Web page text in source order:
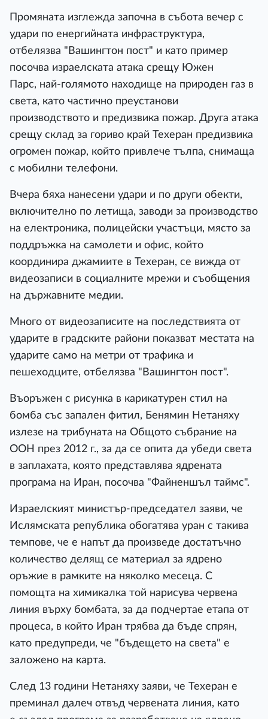
Промяната изглежда започна в събота вечер с
удари по енергийната инфраструктура,
отбелязва "Вашингтон пост" и като пример
посочва израелската атака срещу Южен
Парс, най-голямото находище на природен газ в
света, като частично преустанови
производството и предизвика пожар. Друга атака
срещу склад за гориво край Техеран предизвика
огромен пожар, който привлече тълпа, снимаща
с мобилни телефони.
Вчера бяха нанесени удари и по други обекти,
включително по летища, заводи за производство
на електроника, полицейски участъци, място за
поддръжка на самолети и офис, който
координира джамиите в Техеран, се вижда от
видеозаписи в социалните мрежи и съобщения
на държавните медии.
Много от видеозаписите на последствията от
ударите в градските райони показват местата на
ударите само на метри от трафика и
пешеходците, отбелязва "Вашингтон пост".
Въоръжен с рисунка в карикатурен стил на
бомба със запален фитил, Бенямин Нетаняху
излезе на трибуната на Общото събрание на
ООН през 2012 г., за да се опита да убеди света
в заплахата, която представлява ядрената
програма на Иран, посочва "Файненшъл таймс".
Израелският министър-председател заяви, че
Ислямската република обогатява уран с такива
темпове, че е напът да произведе достатъчно
количество делящ се материал за ядрено
оръжие в рамките на няколко месеца. С
помощта на химикалка той нарисува червена
линия върху бомбата, за да подчертае етапа от
процеса, в който Иран трябва да бъде спрян,
като предупреди, че "бъдещето на света" е
заложено на карта.
След 13 години Нетаняху заяви, че Техеран е
преминал далеч отвъд червената линия, като